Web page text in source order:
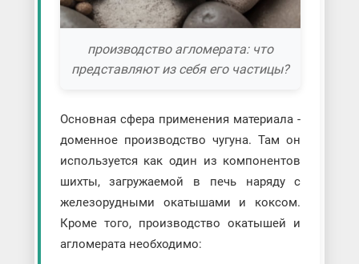
производство агломерата: что
представляют из себя его частицы?
Основная сфера применения материала -
доменное производство чугуна. Там он
используется как один из компонентов
шихты, загружаемой в печь наряду с
железорудными окатышами и коксом.
Кроме того, производство окатышей и
агломерата необходимо: